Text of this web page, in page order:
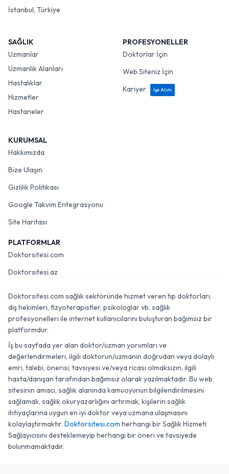
İstanbul, Türkiye
SAĞLIK
Uzmanlar
Uzmanlık Alanları
Hastalıklar
Hizmetler
Hastaneler
PROFESYONELLER
Doktorlar İçin
Web Siteniz İçin
Kariyer
İşe Alım
KURUMSAL
Hakkımızda
Bize Ulaşın
Gizlilik Politikası
Google Takvim Entegrasyonu
Site Haritası
PLATFORMLAR
Doktorsitesi.com
Doktorsitesi.az
Doktorsitesi.com sağlık sektöründe hizmet veren tıp doktorları,
diş hekimleri, fizyoterapistler, psikologlar vb. sağlık
profesyonelleri ile internet kullanıcılarını buluşturan bağımsız bir
platformdur.
İş bu sayfada yer alan doktor/uzman yorumları ve
değerlendirmeleri, ilgili doktorun/uzmanın doğrudan veya dolaylı
emri, talebi, önerisi, tavsiyesi ve/veya ricası olmaksızın, ilgili
hasta/danışan tarafından bağımsız olarak yazılmaktadır. Bu web
sitesinin amacı, sağlık alanında kamuoyunun bilgilendirilmesini
sağlamak, sağlık okuryazarlığını artırmak, kişilerin sağlık
ihtiyaçlarına uygun en iyi doktor veya uzmana ulaşmasını
kolaylaştırmaktır. Doktorsitesi.com herhangi bir Sağlık Hizmeti
Sağlayıcısını desteklemeyip herhangi bir öneri ve tavsiyede
bulunmamaktadır.